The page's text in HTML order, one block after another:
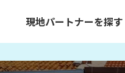
現地パートナーを探す